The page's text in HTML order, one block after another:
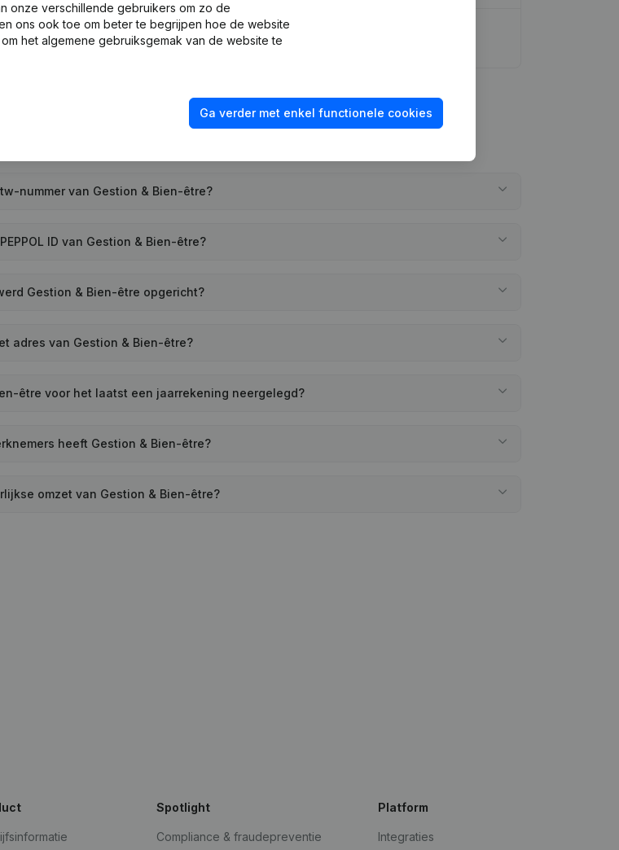
Doel - Ontslagnemingen, Benoemingen - Statuten (Vertaling, Coördinatie, Overige
nummer van Gestion & Bien-être?
ID van Gestion & Bien-être?
Gestion & Bien-être opgericht?
adres van Gestion & Bien-être?
être voor het laatst een jaarrekening neergelegd?
heeft Gestion & Bien-être?
omzet van Gestion & Bien-être?
onze verschillende gebruikers om zo de
ons ook toe om beter te begrijpen hoe de website
het algemene gebruiksgemak van de website te
Ga verder met enkel functionele cookies
Spotlight
Compliance & fraudepreventie
Platform
Integraties